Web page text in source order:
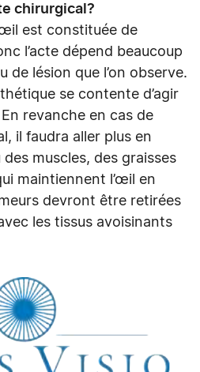
chirurgical?
est constituée de
l’acte dépend beaucoup
de lésion que l’on observe.
se contente d’agir
revanche en cas de
il faudra aller plus en
muscles, des graisses
maintiennent l’œil en
devront être retirées
les tissus avoisinants